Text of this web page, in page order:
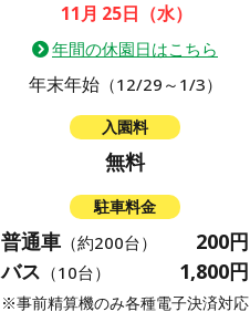
11月 25日 （水）
年間の休園日はこちら
年末年始（12/29～1/3）
入園料
無料
駐車料金
普通車 （約200台）
200円
バス （10台） 1,800円
※事前精算機のみ各種電子決済対応